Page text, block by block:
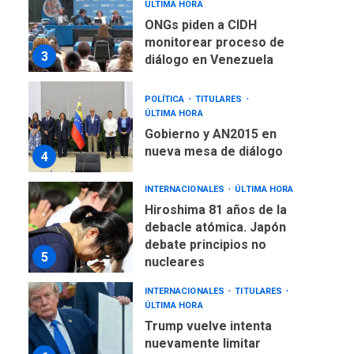
3
ÚLTIMA HORA
ONGs piden a CIDH
monitorear proceso de
diálogo en Venezuela
4
POLÍTICA
TITULARES
ÚLTIMA HORA
Gobierno y AN2015 en
nueva mesa de diálogo
5
INTERNACIONALES ÚLTIMA HORA
Hiroshima 81 años de la
debacle atómica. Japón
debate principios no
nucleares
INTERNACIONALES
TITULARES
ÚLTIMA HORA
Trump vuelve intenta
nuevamente limitar